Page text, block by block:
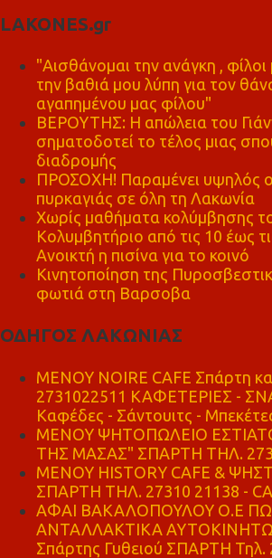
LAKONES.gr
"Αισθάνομαι την ανάγκη ,
την βαθιά μου λύπη για τον
αγαπημένου μας φίλου"
ΒΕΡΟΥΤΗΣ: Η απώλεια του
σηματοδοτεί το τέλος μιας
διαδρομής
ΠΡΟΣΟΧΗ! Παραμένει υψηλός ο
πυρκαγιάς σε όλη τη Λακωνία
Χωρίς μαθήματα κολύμβησης
Κολυμβητήριο από τις 10 έως
Ανοικτή η πισίνα για το κοινό
Κινητοποίηση της
φωτιά στη Βαρσοβα
ΟΔΗΓΟΣ ΛΑΚΩΝΙΑΣ
MENOY NOIRE CAFE Σπάρτη
2731022511 ΚΑΦΕΤΕΡΙΕΣ -
Καφέδες - Σάντουιτς -
ΜΕΝΟΥ ΨΗΤΟΠΩΛΕΙΟ
ΤΗΣ ΜΑΣΑΣ" ΣΠΑΡΤΗ ΤΗΛ.
ΜΕΝΟΥ HISTORY CAFE &
ΣΠΑΡΤΗ ΤΗΛ. 27310 21138 -
ΑΦΑΙ ΒΑΚΑΛΟΠΟΥΛΟΥ Ο.Ε
ΑΝΤΑΛΛΑΚΤΙΚΑ
Σπάρτης Γυθειού ΣΠΑΡΤΗ Τηλ.